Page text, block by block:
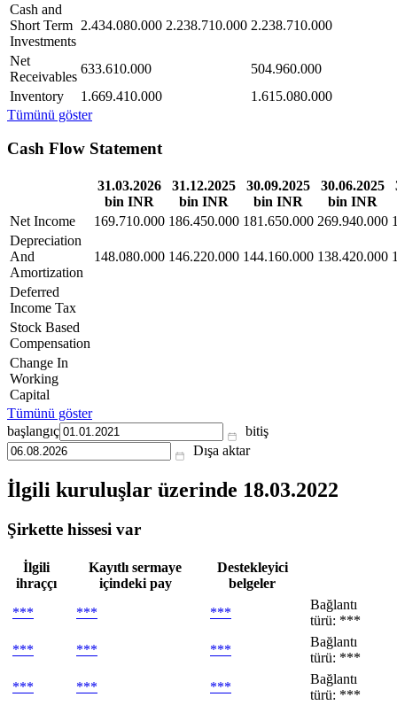
Cash and
Short Term
Investments
2.434.080.000 2.238.710.000 2.238.710.000
Net
Receivables
633.610.000
504.960.000
Inventory
1.669.410.000
1.615.080.000
Tümünü göster
Cash Flow Statement
31.03.2026
bin INR
31.12.2025
bin INR
30.09.2025
bin INR
30.06.2025
bin INR
Net Income 169.710.000 186.450.000 181.650.000 269.940.000
Depreciation
And
Amortization
148.080.000 146.220.000 144.160.000 138.420.000
Deferred
Income Tax
Stock Based
Compensation
Change In
Working
Capital
Tümünü göster
başlangıç
bitiş
Dışa aktar
İlgili kuruluşlar üzerinde 18.03.2022
Şirkette hissesi var
İlgili
ihraççı
Kayıtlı sermaye
içindeki pay
Destekleyici
belgeler
***
*** ***
Bağlantı
türü: ***
***
*** ***
Bağlantı
türü: ***
***
*** ***
Bağlantı
türü: ***